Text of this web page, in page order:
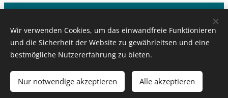
Kontakt:info@klimagrosseltern.ch
©by New-Webdesign.ch 2021
Datenschutzerklärung Cookies
Wir verwenden Cookies, um das einwandfreie Funktionieren
und die Sicherheit der Website zu gewährleitsen und eine
bestmögliche Nutzererfahrung zu bieten.
Nur notwendige akzeptieren Alle akzeptieren